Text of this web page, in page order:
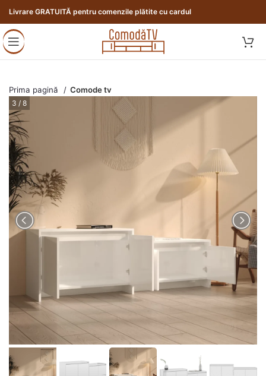
Livrare GRATUITĂ pentru comenzile plătite cu cardul
Prima pagină Comode tv
3 / 8